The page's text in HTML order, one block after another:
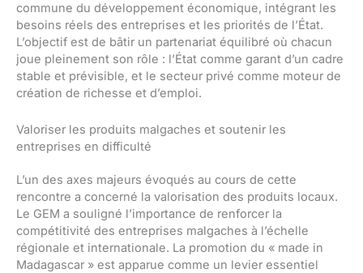
commune du développement économique, intégrant les
besoins réels des entreprises et les priorités de l’État.
L’objectif est de bâtir un partenariat équilibré où chacun
joue pleinement son rôle : l’État comme garant d’un cadre
stable et prévisible, et le secteur privé comme moteur de
création de richesse et d’emploi.
Valoriser les produits malgaches et soutenir les
entreprises en difficulté
L’un des axes majeurs évoqués au cours de cette
rencontre a concerné la valorisation des produits locaux.
Le GEM a souligné l’importance de renforcer la
compétitivité des entreprises malgaches à l’échelle
régionale et internationale. La promotion du « made in
Madagascar » est apparue comme un levier essentiel